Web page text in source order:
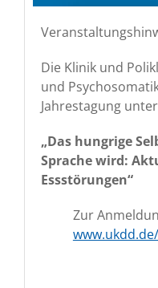
Die Klinik und
und
Jahrestagung
„Das hungrige
Sprache wird:
Essstörungen“
Zur